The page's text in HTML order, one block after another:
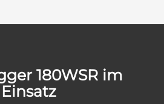
180WSR im
Einsatz